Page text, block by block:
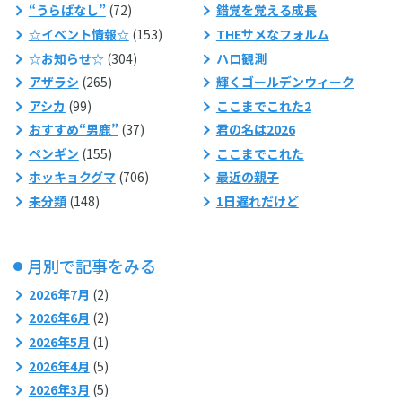
“うらばなし”(72)
☆イベント情報☆(153)
☆お知らせ☆(304)
アザラシ (265)
アシカ (99)
おすすめ“男鹿”(37)
ペンギン (155)
ホッキョクグマ (706)
未分類(148)
錯覚を覚える成長
THEサメなフォルム
ハロ観測
輝くゴールデンウィーク
ここまでこれた2
君の名は2026
ここまでこれた
最近の親子
1日遅れだけど
月別で記事をみる
2026年7月 (2)
2026年6月 (2)
2026年5月 (1)
2026年4月 (5)
2026年3月 (5)